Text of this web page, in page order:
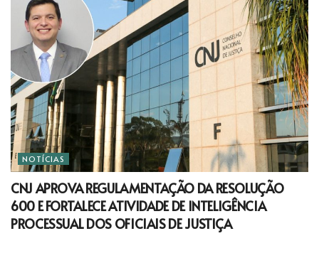
NOTÍCIAS
CNJ APROVA REGULAMENTAÇÃO DA RESOLUÇÃO
600 E FORTALECE ATIVIDADE DE INTELIGÊNCIA
PROCESSUAL DOS OFICIAIS DE JUSTIÇA